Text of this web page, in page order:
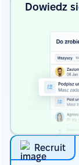
Dowiedz
Recruit